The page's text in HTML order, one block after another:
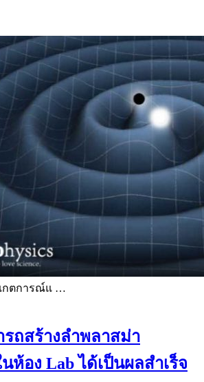
กตการณ์แ …
ถสร้างลำพลาสม่า
นห้อง Lab ได้เป็นผลสำเร็จ